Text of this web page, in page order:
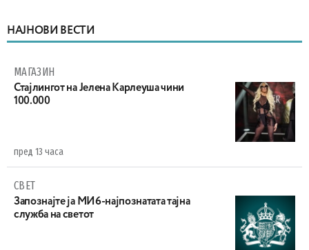
НАЈНОВИ ВЕСТИ
МАГАЗИН
Стајлингот на Јелена Карлеуша чини
100.000
пред 13 часа
СВЕТ
Запознајте ја МИ6-најпознатата тајна
служба на светот